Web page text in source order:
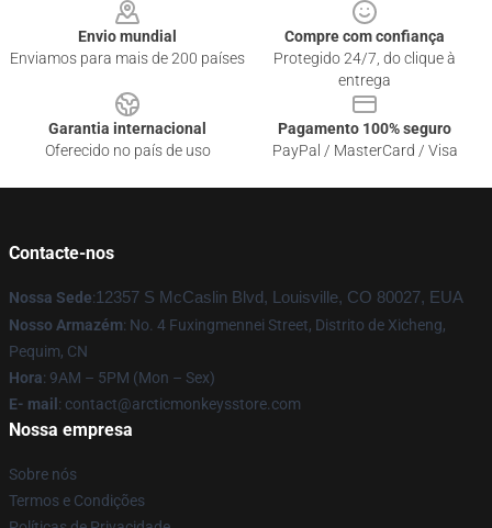
Envio mundial
Enviamos para mais de 200 países
Compre com confiança
Protegido 24/7, do clique à
entrega
Garantia internacional
Oferecido no país de uso
Pagamento 100% seguro
PayPal / MasterCard / Visa
Contacte-nos
Nossa Sede:12357 S McCaslin Blvd, Louisville, CO 80027, EUA
Nosso Armazém: No. 4 Fuxingmennei Street, Distrito de Xicheng,
Pequim, CN
Hora: 9AM – 5PM (Mon – Sex)
E- mail : contact@arcticmonkeysstore.com
Nossa empresa
Sobre nós
Termos e Condições